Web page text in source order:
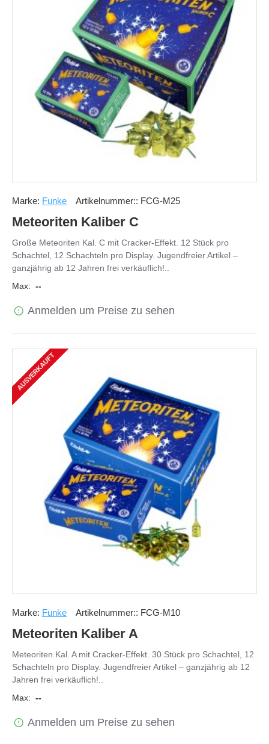
Marke: Funke Artikelnummer:: FCG-M25
Meteoriten Kaliber C
Große Meteoriten Kal. C mit Cracker-Effekt. 12 Stück pro
Schachtel, 12 Schachteln pro Display. Jugendfreier Artikel –
ganzjährig ab 12 Jahren frei verkäuflich!..
Max: --
Anmelden um Preise zu sehen
AUSVERKAUFT
Marke: Funke Artikelnummer:: FCG-M10
Meteoriten Kaliber A
Meteoriten Kal. A mit Cracker-Effekt. 30 Stück pro Schachtel, 12
Schachteln pro Display. Jugendfreier Artikel – ganzjährig ab 12
Jahren frei verkäuflich!..
Max: --
Anmelden um Preise zu sehen